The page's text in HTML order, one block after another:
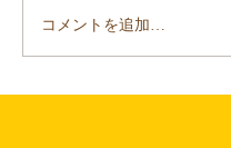
コメントを追加…